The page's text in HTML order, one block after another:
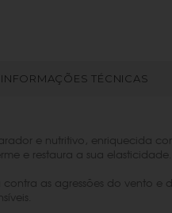
INFORMAÇÕES TÉCNICAS
e nutritivo, enriquecida
e restaura a sua elasticidade.
as agressões do vento